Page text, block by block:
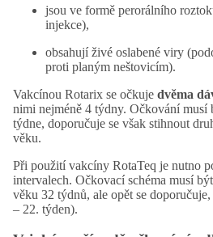
jsou ve formě perorálního
injekce),
obsahují živé oslabené viry
proti planým neštovicím).
Vakcínou Rotarix se očkuje dvěma
nimi nejméně 4 týdny. Očkování musí
týdne, doporučuje se však stihnout
věku.
Při použití vakcíny RotaTeq je nutno
intervalech. Očkovací schéma musí
věku 32 týdnů, ale opět se
– 22. týden).